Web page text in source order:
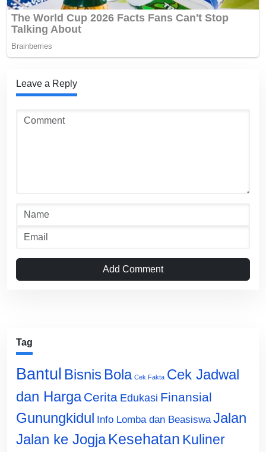
Leave a Reply
Add Comment
Tag
Bantul Bisnis Bola Cek Fakta Cek Jadwal
dan Harga Cerita Edukasi Finansial
Gunungkidul Info Lomba dan Beasiswa Jalan
Jalan ke Jogja Kesehatan Kuliner